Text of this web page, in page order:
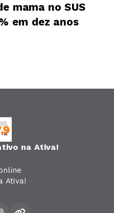
mama no SUS
em dez anos
na Ativa!
Ativa!